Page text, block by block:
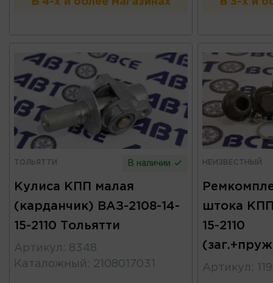
ТОЛЬЯТТИ В наличии
Кулиса КПП малая
(карданчик) ВАЗ-2108-14-
15-2110 Тольятти
Артикул : 8348
Каталожный : 2108017031
НЕИЗВЕСТНЫЙ
штока
15-2110
Артикул :